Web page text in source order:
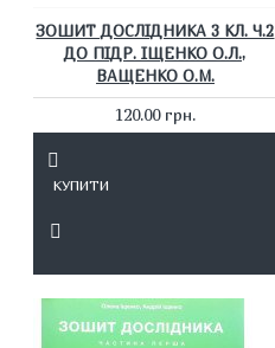
ЗОШИТ ДОСЛІДНИКА 3 КЛ. Ч.2
ДО ПІДР. ІЩЕНКО О.Л.,
ВАЩЕНКО О.М.
120.00 грн.
КУПИТИ